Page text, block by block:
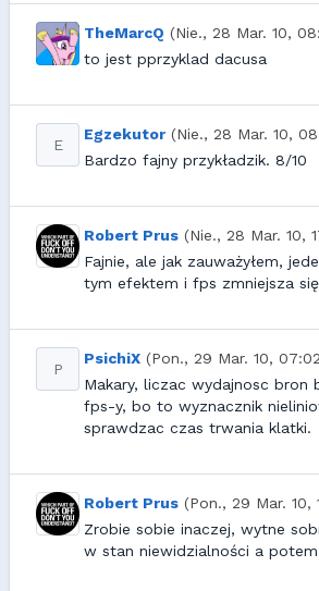
TheMarcQ (Nie., 28 Mar. 10,
to jest pprzyklad dacusa
E
Egzekutor (Nie., 28 Mar. 10,
Bardzo fajny przykładzik. 8/10
Robert Prus (Nie., 28 Mar. 10,
Fajnie, ale jak zauważyłem,
tym efektem i fps zmniejsza się
P
PsichiX (Pon., 29 Mar. 10,
Makary, liczac wydajnosc bron
fps-y, bo to wyznacznik
sprawdzac czas trwania klatki.
Robert Prus (Pon., 29 Mar. 10,
Zrobie sobie inaczej, wytne
w stan niewidzialności a